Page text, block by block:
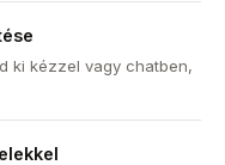
ki kézzel vagy chatben,